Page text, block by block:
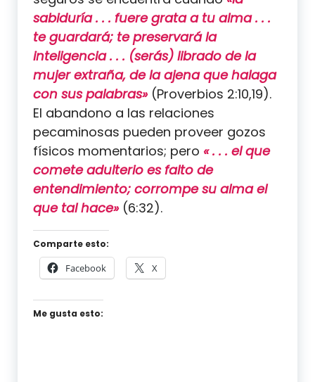
sabiduría . . . fuere grata a tu alma . . .
te guardará; te preservará la
inteligencia . . . (serás) librado de la
mujer extraña, de la ajena que halaga
con sus palabras»(Proverbios 2:10,19).
El abandono a las relaciones
pecaminosas pueden proveer gozos
físicos momentarios; pero « . . . el que
comete adulterio es falto de
entendimiento; corrompe su alma el
que tal hace»(6:32).
Comparte esto:
Facebook X
Me gusta esto: